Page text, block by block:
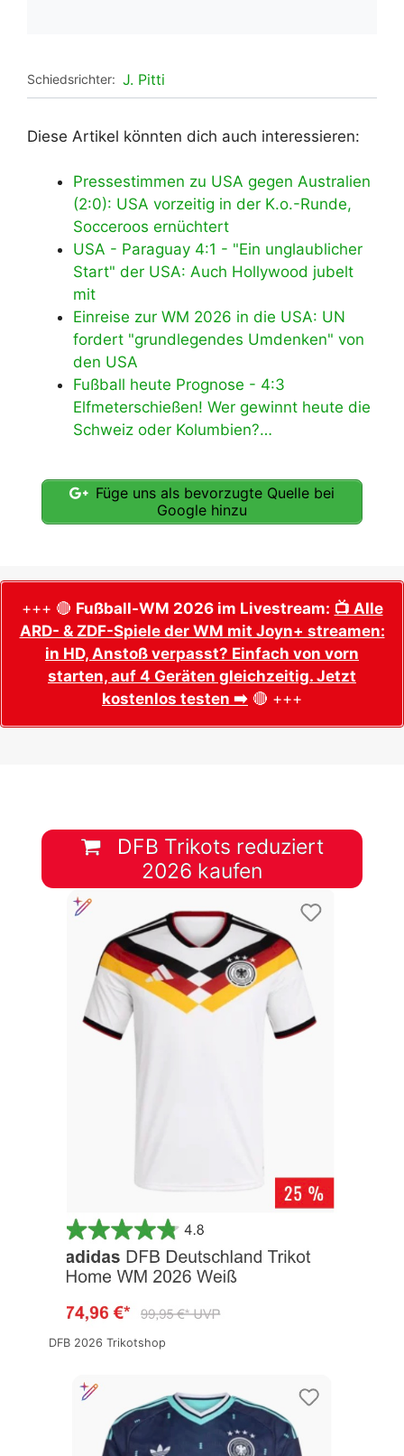
Schiedsrichter: J. Pitti
Diese Artikel könnten dich auch interessieren:
Pressestimmen zu USA gegen Australien
(2:0): USA vorzeitig in der K.o.-Runde,
Socceroos ernüchtert
USA - Paraguay 4:1 - "Ein unglaublicher
Start" der USA: Auch Hollywood jubelt
mit
Einreise zur WM 2026 in die USA: UN
fordert "grundlegendes Umdenken" von
den USA
Fußball heute Prognose - 4:3
Elfmeterschießen! Wer gewinnt heute die
Schweiz oder Kolumbien?…
Füge uns als bevorzugte Quelle bei
Google hinzu
+++ 🔴 Fußball-WM 2026 im Livestream: 📺 Alle
ARD- & ZDF-Spiele der WM mit Joyn+ streamen:
in HD, Anstoß verpasst? Einfach von vorn
starten, auf 4 Geräten gleichzeitig. Jetzt
kostenlos testen ➡️ 🔴 +++
DFB Trikots reduziert
2026 kaufen
DFB 2026 Trikotshop